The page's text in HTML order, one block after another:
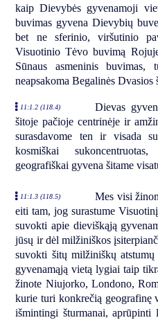
kaip Dievybės gyvenamoji
buvimas gyvena Dievybių
bet ne sferinio, viršutinio
Visuotinio Tėvo buvimą
Sūnaus asmeninis
neapsakoma Begalinės Dvasios
11:1.2 (118.4)
Dievas
šitoje pačioje centrinėje ir
surasdavome ten ir visada
kosmiškai
geografiškai gyvena šitame
11:1.3 (118.5)
Mes visi
eiti tam, jog surastume
suvokti apie dieviškąją
jūsų ir dėl milžiniškos
suvokti šitų milžiniškų
gyvenamąją vietą lygiai taip
žinote Niujorko, Londono,
kurie turi konkrečią geografinę
išmintingi šturmanai, aprūpinti